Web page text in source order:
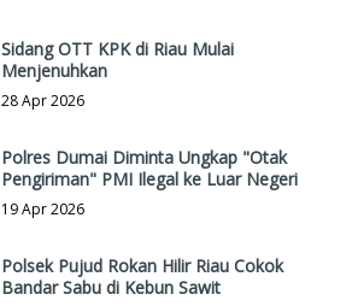
Sidang OTT KPK di Riau Mulai
Menjenuhkan
28 Apr 2026
Polres Dumai Diminta Ungkap "Otak
Pengiriman" PMI Ilegal ke Luar Negeri
19 Apr 2026
Polsek Pujud Rokan Hilir Riau Cokok
Bandar Sabu di Kebun Sawit